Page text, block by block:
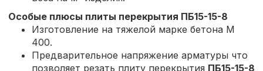
Особые плюсы плиты перекрытия ПБ15-15-8
Изготовление на тяжелой марке бетона М
400.
Предварительное напряжение арматуры что
позволяет резать плиту перекрытия ПБ15-15-8